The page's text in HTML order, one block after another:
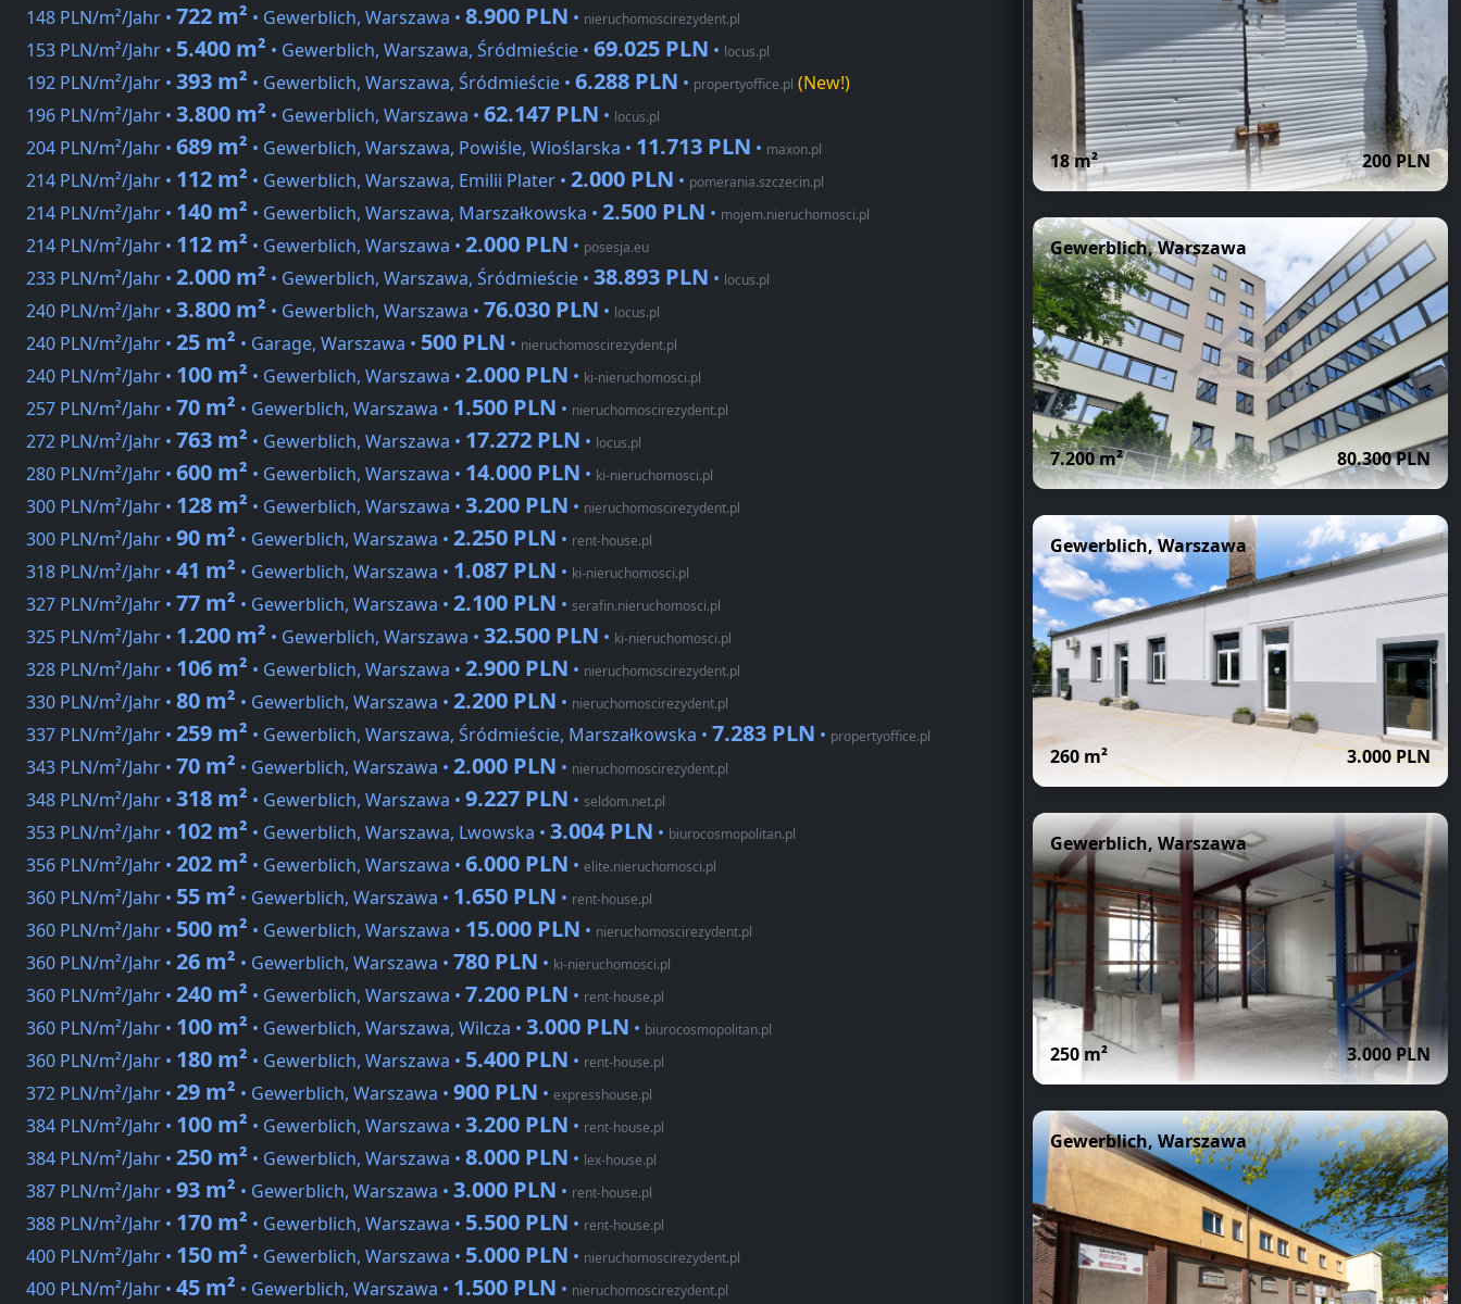
148 PLN/m²/Jahr • 722 m² • Gewerblich, Warszawa • 8.900 PLN • nieruchomoscirezydent.pl
153 PLN/m²/Jahr • 5.400 m² • Gewerblich, Warszawa, Śródmieście • 69.025 PLN • locus.pl
192 PLN/m²/Jahr • 393 m² • Gewerblich, Warszawa, Śródmieście • 6.288 PLN • propertyoffice.pl (New!)
196 PLN/m²/Jahr • 3.800 m² • Gewerblich, Warszawa • 62.147 PLN • locus.pl
204 PLN/m²/Jahr • 689 m² • Gewerblich, Warszawa, Powiśle, Wioślarska • 11.713 PLN • maxon.pl
214 PLN/m²/Jahr • 112 m² • Gewerblich, Warszawa, Emilii Plater • 2.000 PLN • pomerania.szczecin.pl
214 PLN/m²/Jahr • 140 m² • Gewerblich, Warszawa, Marszałkowska • 2.500 PLN • mojem.nieruchomosci.pl
214 PLN/m²/Jahr • 112 m² • Gewerblich, Warszawa • 2.000 PLN • posesja.eu
233 PLN/m²/Jahr • 2.000 m² • Gewerblich, Warszawa, Śródmieście • 38.893 PLN • locus.pl
240 PLN/m²/Jahr • 3.800 m² • Gewerblich, Warszawa • 76.030 PLN • locus.pl
240 PLN/m²/Jahr • 25 m² • Garage, Warszawa • 500 PLN • nieruchomoscirezydent.pl
240 PLN/m²/Jahr • 100 m² • Gewerblich, Warszawa • 2.000 PLN • ki-nieruchomosci.pl
257 PLN/m²/Jahr • 70 m² • Gewerblich, Warszawa • 1.500 PLN • nieruchomoscirezydent.pl
272 PLN/m²/Jahr • 763 m² • Gewerblich, Warszawa • 17.272 PLN • locus.pl
280 PLN/m²/Jahr • 600 m² • Gewerblich, Warszawa • 14.000 PLN • ki-nieruchomosci.pl
300 PLN/m²/Jahr • 128 m² • Gewerblich, Warszawa • 3.200 PLN • nieruchomoscirezydent.pl
300 PLN/m²/Jahr • 90 m² • Gewerblich, Warszawa • 2.250 PLN • rent-house.pl
318 PLN/m²/Jahr • 41 m² • Gewerblich, Warszawa • 1.087 PLN • ki-nieruchomosci.pl
327 PLN/m²/Jahr • 77 m² • Gewerblich, Warszawa • 2.100 PLN • serafin.nieruchomosci.pl
325 PLN/m²/Jahr • 1.200 m² • Gewerblich, Warszawa • 32.500 PLN • ki-nieruchomosci.pl
328 PLN/m²/Jahr • 106 m² • Gewerblich, Warszawa • 2.900 PLN • nieruchomoscirezydent.pl
330 PLN/m²/Jahr • 80 m² • Gewerblich, Warszawa • 2.200 PLN • nieruchomoscirezydent.pl
337 PLN/m²/Jahr • 259 m² • Gewerblich, Warszawa, Śródmieście, Marszałkowska • 7.283 PLN • propertyoffice.pl
343 PLN/m²/Jahr • 70 m² • Gewerblich, Warszawa • 2.000 PLN • nieruchomoscirezydent.pl
348 PLN/m²/Jahr • 318 m² • Gewerblich, Warszawa • 9.227 PLN • seldom.net.pl
353 PLN/m²/Jahr • 102 m² • Gewerblich, Warszawa, Lwowska • 3.004 PLN • biurocosmopolitan.pl
356 PLN/m²/Jahr • 202 m² • Gewerblich, Warszawa • 6.000 PLN • elite.nieruchomosci.pl
360 PLN/m²/Jahr • 55 m² • Gewerblich, Warszawa • 1.650 PLN • rent-house.pl
360 PLN/m²/Jahr • 500 m² • Gewerblich, Warszawa • 15.000 PLN • nieruchomoscirezydent.pl
360 PLN/m²/Jahr • 26 m² • Gewerblich, Warszawa • 780 PLN • ki-nieruchomosci.pl
360 PLN/m²/Jahr • 240 m² • Gewerblich, Warszawa • 7.200 PLN • rent-house.pl
360 PLN/m²/Jahr • 100 m² • Gewerblich, Warszawa, Wilcza • 3.000 PLN • biurocosmopolitan.pl
360 PLN/m²/Jahr • 180 m² • Gewerblich, Warszawa • 5.400 PLN • rent-house.pl
372 PLN/m²/Jahr • 29 m² • Gewerblich, Warszawa • 900 PLN • expresshouse.pl
384 PLN/m²/Jahr • 100 m² • Gewerblich, Warszawa • 3.200 PLN • rent-house.pl
384 PLN/m²/Jahr • 250 m² • Gewerblich, Warszawa • 8.000 PLN • lex-house.pl
387 PLN/m²/Jahr • 93 m² • Gewerblich, Warszawa • 3.000 PLN • rent-house.pl
388 PLN/m²/Jahr • 170 m² • Gewerblich, Warszawa • 5.500 PLN • rent-house.pl
400 PLN/m²/Jahr • 150 m² • Gewerblich, Warszawa • 5.000 PLN • nieruchomoscirezydent.pl
400 PLN/m²/Jahr • 45 m² • Gewerblich, Warszawa • 1.500 PLN • nieruchomoscirezydent.pl